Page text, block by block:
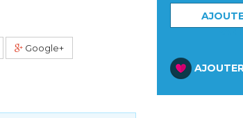
Google+